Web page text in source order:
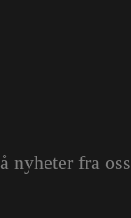
nyheter fra oss